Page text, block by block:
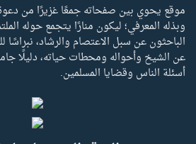
موقع يحوي بين صفحاته جمعًا غزيرًا من
وبذله المعرفي؛ ليكون منارًا يتجمع حوله
الباحثون عن سبل الاعتصام والرشاد، نبراسًا
عن الشيخ وأحواله ومحطات حياته، دليلًا
أسئلة الناس وقضايا المسلمين.